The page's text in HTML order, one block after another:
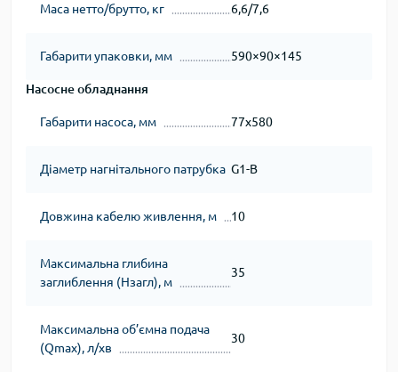
Маса нетто/брутто, кг 6,6/7,6
Габарити упаковки, мм 590×90×145
Насосне обладнання
Габарити насоса, мм 77x580
Діаметр нагнітального патрубка G1-B
Довжина кабелю живлення, м 10
Максимальна глибина
заглиблення (Нзагл), м
35
Максимальна об’ємна подача
(Qmax), л/хв
30